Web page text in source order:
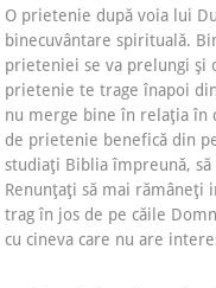
O prietenie după voia lui
binecuvântare spirituală.
prieteniei se va prelungi şi
prietenie te trage înapoi
nu merge bine în relaţia în
de prietenie benefică din
studiaţi Biblia împreună,
Renunţaţi să mai
trag în jos de pe căile
cu cineva care nu are